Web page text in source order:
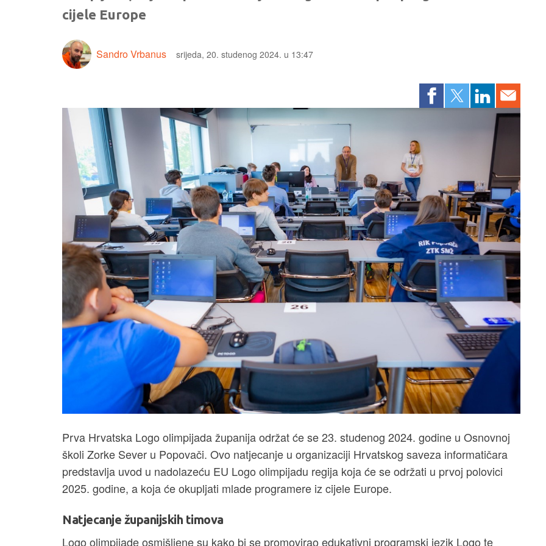
cijele Europe
Sandro Vrbanus srijeda, 20. studenog 2024. u 13:47
Prva Hrvatska Logo olimpijada županija održat će se 23. studenog 2024. godine u Osnovnoj
školi Zorke Sever u Popovači. Ovo natjecanje u organizaciji Hrvatskog saveza informatičara
predstavlja uvod u nadolazeću EU Logo olimpijadu regija koja će se održati u prvoj polovici
2025. godine, a koja će okupljati mlade programere iz cijele Europe.
Natjecanje županijskih timova
Logo olimpijade osmišljene su kako bi se promovirao edukativni programski jezik Logo te